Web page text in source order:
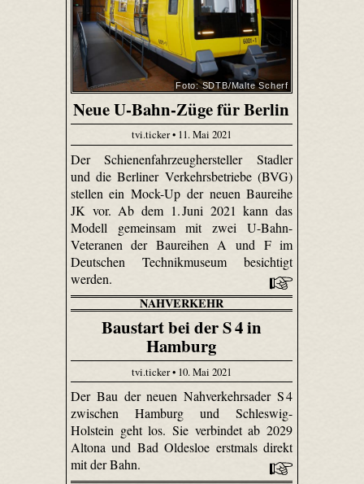
Foto: SDTB/Malte Scherf
Neue U-Bahn-Züge für Berlin
tvi.ticker • 11. Mai 2021
Der Schienenfahrzeughersteller Stadler
und die Berliner Verkehrsbetriebe (BVG)
stellen ein Mock-Up der neuen Baureihe
JK vor. Ab dem 1. Juni 2021 kann das
Modell gemeinsam mit zwei U-Bahn-
Veteranen der Baureihen A und F im
Deutschen Technikmuseum besichtigt
werden.
NAHVERKEHR
Baustart bei der S 4 in
Hamburg
tvi.ticker • 10. Mai 2021
Der Bau der neuen Nahverkehrsader S 4
zwischen Hamburg und Schleswig-
Holstein geht los. Sie verbindet ab 2029
Altona und Bad Oldesloe erstmals direkt
mit der Bahn.